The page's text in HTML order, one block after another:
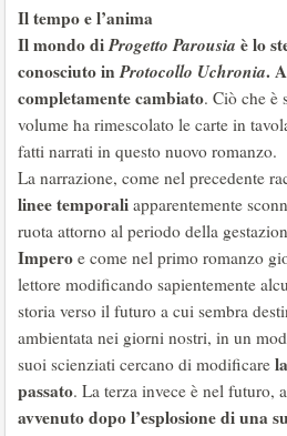
Il tempo e l’anima
Il mondo diProgetto Parousia è lo
conosciuto inProtocollo Uchronia.
completamente cambiato. Ciò che è
volume ha rimescolato le carte in
fatti narrati in questo nuovo romanzo.
La narrazione, come nel precedente
linee temporali apparentemente
ruota attorno al periodo della
Impero e come nel primo romanzo
lettore modificando sapientemente
storia verso il futuro a cui sembra
ambientata nei giorni nostri, in un
suoi scienziati cercano di modificare
passato. La terza invece è nel futuro,
avvenuto dopo l’esplosione di una